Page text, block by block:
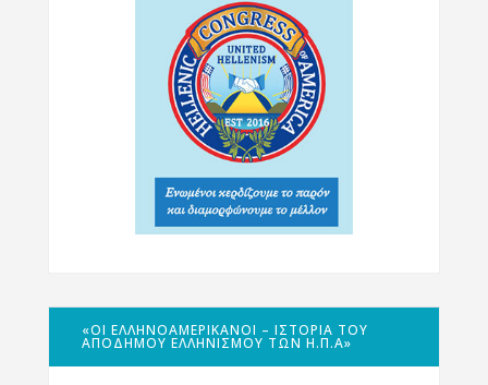
«ΟΙ ΕΛΛΗΝΟΑΜΕΡΙΚΑΝΟΊ – ΙΣΤΟΡΊΑ ΤΟΥ
ΑΠΌΔΗΜΟΥ ΕΛΛΗΝΙΣΜΟΎ ΤΩΝ Η.Π.Α»